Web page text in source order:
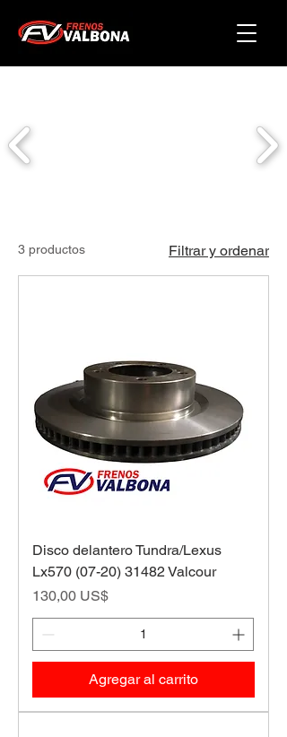
3 productos Filtrar y ordenar
Disco delantero Tundra/Lexus
Lx570 (07-20) 31482 Valcour
Precio
130,00 US$
Agregar al carrito